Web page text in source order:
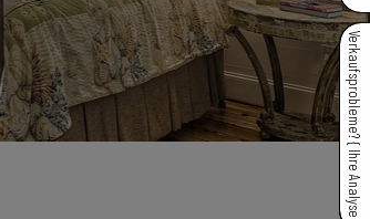
Verkaufsprobleme? { Ihre Analyse }